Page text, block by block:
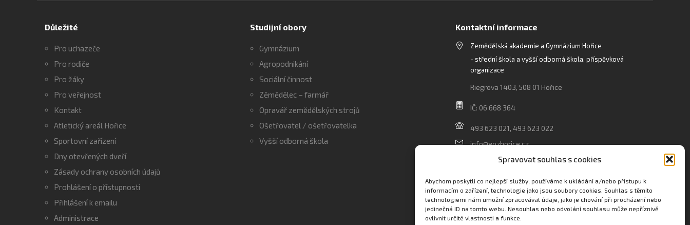
Spravovat souhlas s cookies
Abychom poskytli co nejlepší služby, používáme k ukládání a/nebo přístupu k
informacím o zařízení, technologie jako jsou soubory cookies. Souhlas s těmito
technologiemi nám umožní zpracovávat údaje, jako je chování při procházení nebo
jedinečná ID na tomto webu. Nesouhlas nebo odvolání souhlasu může nepříznivě
ovlivnit určité vlastnosti a funkce.
Důležité
Pro uchazeče
Pro rodiče
Pro žáky
Pro veřejnost
Kontakt
Atletický areál Hořice
Sportovní zařízení
Dny otevřených dveří
Zásady ochrany osobních údajů
Prohlášení o přístupnosti
Přihlášení k emailu
Administrace
Studijní obory
Gymnázium
Agropodnikání
Sociální činnost
Zěmědělec – farmář
Opravář zemědělských strojů
Ošetřovatel / ošetřovatelka
Vyšší odborná škola
Kontaktní informace
Zemědělská akademie a Gymnázium Hořice
- střední škola a vyšší odborná škola, příspěvková
organizace
Riegrova 1403, 508 01 Hořice
IČ: 06 668 364
493 623 021, 493 623 022
info@gozhorice.cz
www.zaghorice.cz
Innovation One s.r.o. IČO: 04734807 Březenecká 4808
430 04 Chomutov
Filip Šikola +420 775 992 451 filip.sikola@innone.cz